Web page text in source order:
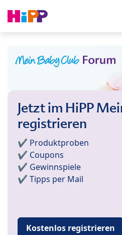
Jetzt im HiPP
registrieren
✔️ Produktproben
✔️ Coupons
✔️ Gewinnspiele
✔️ Tipps per Mail
Kostenlos registrieren